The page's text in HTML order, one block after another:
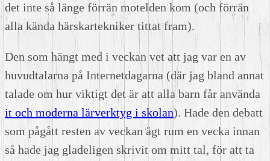
det inte så länge förrän motelden kom (och förrän
alla kända härskartekniker tittat fram).
Den som hängt med i veckan vet att jag var en av
huvudtalarna på Internetdagarna (där jag bland annat
talade om hur viktigt det är att alla barn får använda
it och moderna lärverktyg i skolan). Hade den debatt
som pågått resten av veckan ägt rum en vecka innan
så hade jag gladeligen skrivit om mitt tal, för att ta